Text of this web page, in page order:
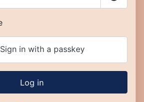
Show
Sign in with a passkey
Log in